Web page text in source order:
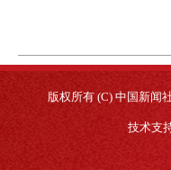
版权所有 (C) 中国新闻
技术支